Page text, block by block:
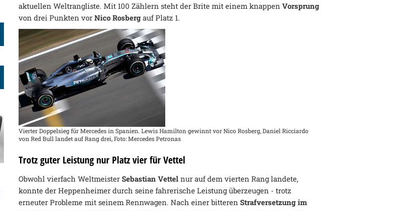
aktuellen Weltrangliste. Mit 100 Zählern steht der Brite mit einem knappenVorsprung
von drei Punkten vorNico Rosberg auf Platz 1.
Vierter Doppelsieg für Mercedes in Spanien. Lewis Hamilton gewinnt vor Nico Rosberg, Daniel Ricciardo
von Red Bull landet auf Rang drei, Foto: Mercedes Petronas
Trotz guter Leistung nur Platz vier für Vettel
Obwohl vierfach WeltmeisterSebastian Vettel nur auf dem vierten Rang landete,
konnte der Heppenheimer durch seine fahrerische Leistung überzeugen - trotz
erneuter Probleme mit seinem Rennwagen. Nach einer bitterenStrafversetzung im